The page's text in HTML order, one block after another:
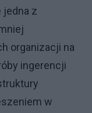
jedna z
organizacji na
ingerencji
w